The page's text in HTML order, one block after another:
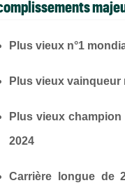
Plus vieux n°1
Plus vieux vainqueur
Plus vieux champion
2024
Carrière longue de